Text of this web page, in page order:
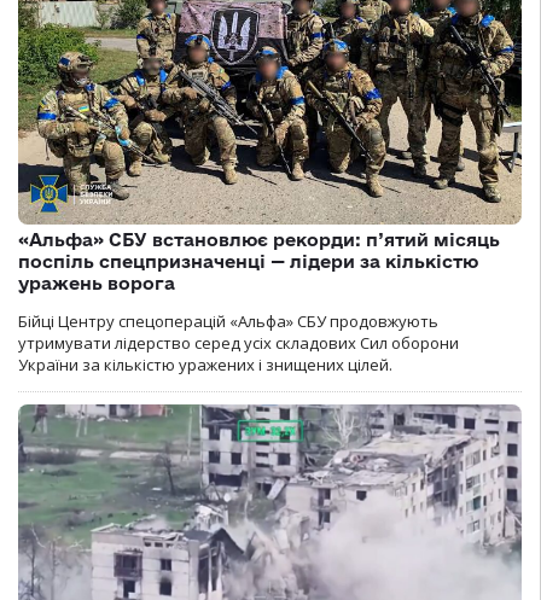
«Альфа» СБУ встановлює рекорди: п’ятий місяць
поспіль спецпризначенці — лідери за кількістю
уражень ворога
Бійці Центру спецоперацій «Альфа» СБУ продовжують
утримувати лідерство серед усіх складових Сил оборони
України за кількістю уражених і знищених цілей.